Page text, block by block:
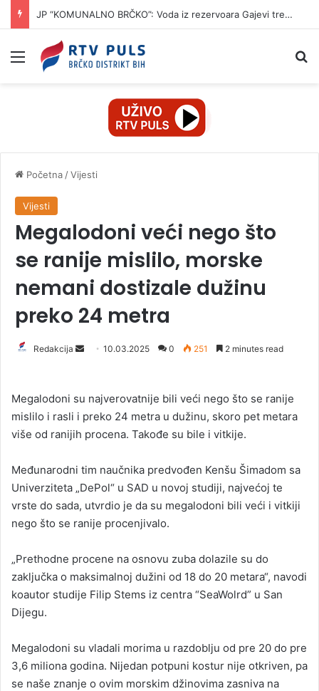
JP “KOMUNALNO BRČKO”: Voda iz rezervoara Gajevi trenutno nije za piće
Izbornik
Početna /Vijesti
Vijesti
Megalodoni veći nego što
se ranije mislilo, morske
nemani dostizale dužinu
preko 24 metra
Redakcija
d
a
n
m
a
i
l
10.03.2025 0 251 2 minutes read
Megalodoni su najverovatnije bili veći nego što se ranije
mislilo i rasli i preko 24 metra u dužinu, skoro pet metara
više od ranijih procena. Takođe su bile i vitkije.
Međunarodni tim naučnika predvođen Kenšu Šimadom sa
Univerziteta „DePol“ u SAD u novoj studiji, najvećoj te
vrste do sada, utvrdio je da su megalodoni bili veći i vitkiji
nego što se ranije procenjivalo.
„Prethodne procene na osnovu zuba dolazile su do
zaključka o maksimalnoj dužini od 18 do 20 metara“, navodi
koautor studije Filip Stems iz centra “SeaWolrd” u San
Dijegu.
Megalodoni su vladali morima u razdoblju od pre 20 do pre
3,6 miliona godina. Nijedan potpuni kostur nije otkriven, pa
se naše znanje o ovim morskim džinovima zasniva na